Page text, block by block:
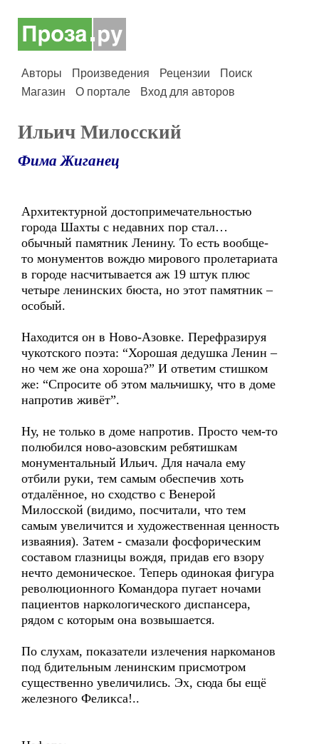
Авторы Произведения Рецензии
Поиск
Магазин
О портале Вход для авторов
Ильич Милосский
Фима Жиганец
Архитектурной достопримечательностью
города Шахты с недавних пор стал…
обычный памятник Ленину. То есть вообще-
то монументов вождю мирового пролетариата
в городе насчитывается аж 19 штук плюс
четыре ленинских бюста, но этот памятник –
особый.
Находится он в Ново-Азовке. Перефразируя
чукотского поэта: “Хорошая дедушка Ленин –
но чем же она хороша?” И ответим стишком
же: “Спросите об этом мальчишку, что в доме
напротив живёт”.
Ну, не только в доме напротив. Просто чем-то
полюбился ново-азовским ребятишкам
монументальный Ильич. Для начала ему
отбили руки, тем самым обеспечив хоть
отдалённое, но сходство с Венерой
Милосской (видимо, посчитали, что тем
самым увеличится и художественная ценность
изваяния). Затем - смазали фосфорическим
составом глазницы вождя, придав его взору
нечто демоническое. Теперь одинокая фигура
революционного Командора пугает ночами
пациентов наркологического диспансера,
рядом с которым она возвышается.
По слухам, показатели излечения наркоманов
под бдительным ленинским присмотром
существенно увеличились. Эх, сюда бы ещё
железного Феликса!..